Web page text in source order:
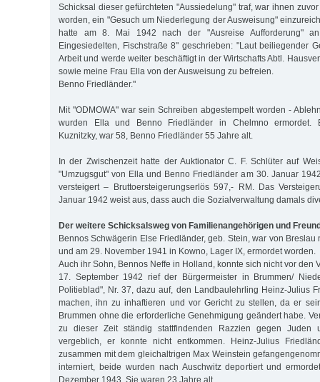
Schicksal dieser gefürchteten "Aussiedelung" traf, war ihnen
worden, ein "Gesuch um Niederlegung der Ausweisung"
hatte am 8. Mai 1942 nach der "Ausreise Aufforderung"
Eingesiedelten, Fischstraße 8" geschrieben: "Laut beiliegender
Arbeit und werde weiter beschäftigt in der Wirtschafts Abtl.
sowie meine Frau Ella von der Ausweisung zu befreien.
Benno Friedländer."
Mit "ODMOWA" war sein Schreiben abgestempelt worden -
wurden Ella und Benno Friedländer in Chelmno ermordet.
Kuznitzky, war 58, Benno Friedländer 55 Jahre alt.
In der Zwischenzeit hatte der Auktionator C. F. Schlüter auf
"Umzugsgut" von Ella und Benno Friedländer am 30. Januar
versteigert – Bruttoersteigerungserlös 597,- RM. Das
Januar 1942 weist aus, dass auch die Sozialverwaltung damals
Der weitere Schicksalsweg von Familienangehörigen und
Bennos Schwägerin Else Friedländer, geb. Stein, war von Breslau
und am 29. November 1941 in Kowno, Lager IX, ermordet worden.
Auch ihr Sohn, Bennos Neffe in Holland, konnte sich nicht vor den
17. September 1942 rief der Bürgermeister in Brummen/
Politieblad", Nr. 37, dazu auf, den Landbaulehrling Heinz-Julius
machen, ihn zu inhaftieren und vor Gericht zu stellen, da er
Brummen ohne die erforderliche Genehmigung geändert habe.
zu dieser Zeit ständig stattfindenden Razzien gegen Juden
vergeblich, er konnte nicht entkommen. Heinz-Julius
zusammen mit dem gleichaltrigen Max Weinstein
interniert, beide wurden nach Auschwitz deportiert und
Dezember 1943. Sie waren 23 Jahre alt.